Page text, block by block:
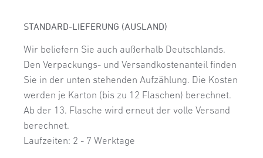
STANDARD-LIEFERUNG (AUSLAND)
Wir beliefern Sie auch außerhalb Deutschlands.
Den Verpackungs- und Versandkostenanteil finden
Sie in der unten stehenden Aufzählung. Die Kosten
werden je Karton (bis zu 12 Flaschen) berechnet.
Ab der 13. Flasche wird erneut der volle Versand
berechnet.
Laufzeiten: 2 - 7 Werktage